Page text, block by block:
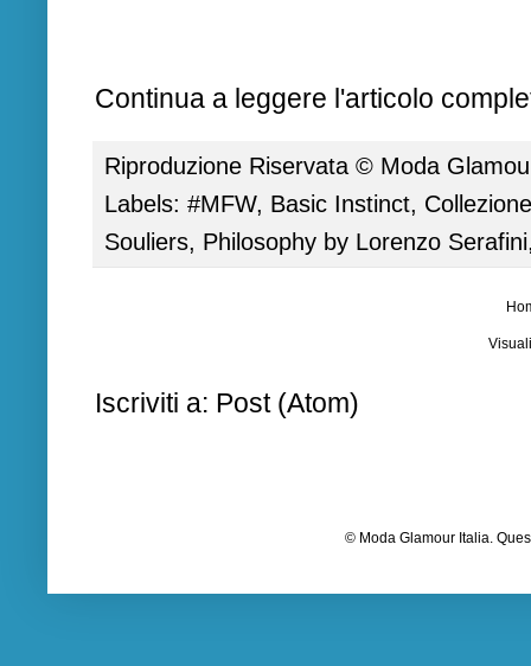
Continua a leggere l'articolo
Riproduzione Riservata © Moda
Labels: #MFW, Basic Instinct,
Souliers, Philosophy by Lorenzo Serafini
Iscriviti a: Post (Atom)
© Moda Glamour Italia.